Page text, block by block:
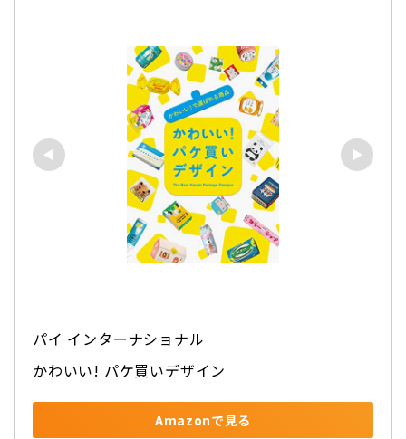
パイ インターナショナル
かわいい! パケ買いデザイン
Amazonで見る